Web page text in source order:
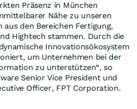
Präsenz in München
Nähe zu unseren
aus den Bereichen Fertigung,
Hightech stammen. Durch die
Innovationsökosystem
um Unternehmen bei der
zu unterstützen“, so
Senior Vice President und
Officer, FPT Corporation.